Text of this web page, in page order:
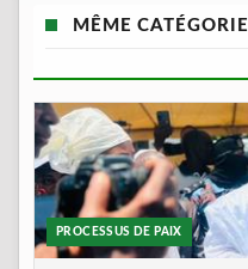
MÊME CATÉGORIE
PROCESSUS DE PAIX